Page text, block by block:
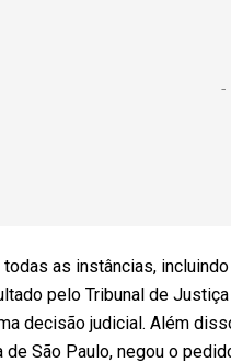
todas as instâncias,
pelo Tribunal de
decisão judicial. Além
de São Paulo, negou o